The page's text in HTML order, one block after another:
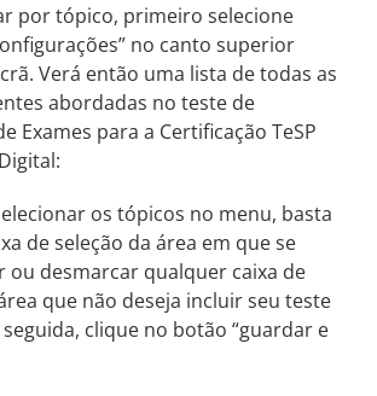
por tópico, primeiro selecione
no canto superior
Verá então uma lista de todas as
abordadas no teste de
Exames para a Certificação TeSP
os tópicos no menu, basta
de seleção da área em que se
ou desmarcar qualquer caixa de
que não deseja incluir seu teste
clique no botão “guardar e